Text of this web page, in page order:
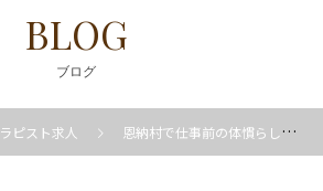
BLOG
ブログ
ピスト求人 恩納村で仕事前の体慣らしが不安な女性へ｜セラピスト求人相談